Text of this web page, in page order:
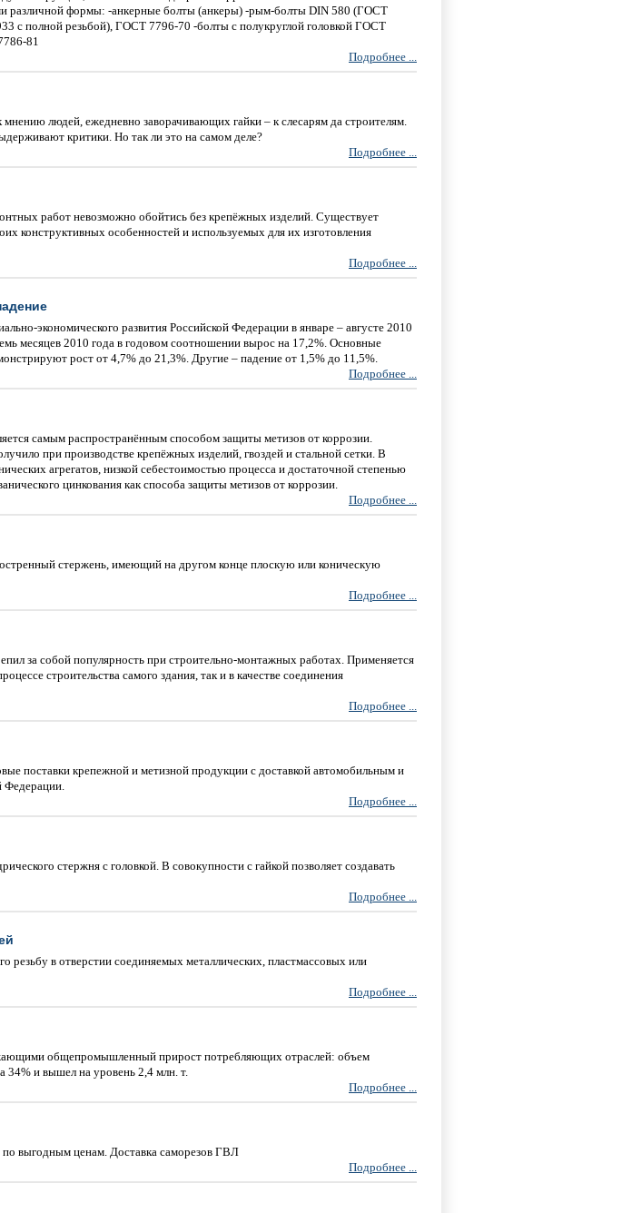
различной формы: -анкерные болты (анкеры) -рым-болты DIN 580 (ГОСТ
с полной резьбой), ГОСТ 7796-70 -болты с полукруглой головкой ГОСТ
81
Подробнее ...
людей, ежедневно заворачивающих гайки – к слесарям да строителям.
критики. Но так ли это на самом деле?
Подробнее ...
работ невозможно обойтись без крепёжных изделий. Существует
конструктивных особенностей и используемых для их изготовления
Подробнее ...
экономического развития Российской Федерации в январе – августе 2010
месяцев 2010 года в годовом соотношении вырос на 17,2%. Основные
рост от 4,7% до 21,3%. Другие – падение от 1,5% до 11,5%.
Подробнее ...
самым распространённым способом защиты метизов от коррозии.
при производстве крепёжных изделий, гвоздей и стальной сетки. В
агрегатов, низкой себестоимостью процесса и достаточной степенью
цинкования как способа защиты метизов от коррозии.
Подробнее ...
стержень, имеющий на другом конце плоскую или коническую
Подробнее ...
за собой популярность при строительно-монтажных работах. Применяется
строительства самого здания, так и в качестве соединения
Подробнее ...
поставки крепежной и метизной продукции с доставкой автомобильным и
Федерации.
Подробнее ...
стержня с головкой. В совокупности с гайкой позволяет создавать
Подробнее ...
в отверстии соединяемых металлических, пластмассовых или
Подробнее ...
общепромышленный прирост потребляющих отраслей: объем
34% и вышел на уровень 2,4 млн. т.
Подробнее ...
выгодным ценам. Доставка саморезов ГВЛ
Подробнее ...